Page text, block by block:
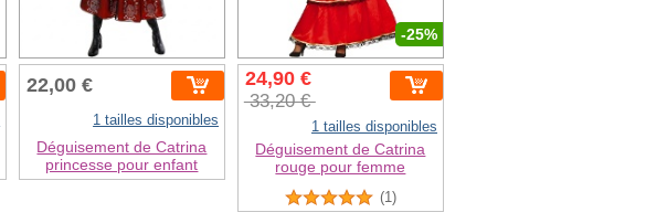
22,00 €
1 tailles disponibles
Déguisement de Catrina
princesse pour enfant
-25%
24,90 €
33,20 €
1 tailles disponibles
Déguisement de Catrina
rouge pour femme
(1)